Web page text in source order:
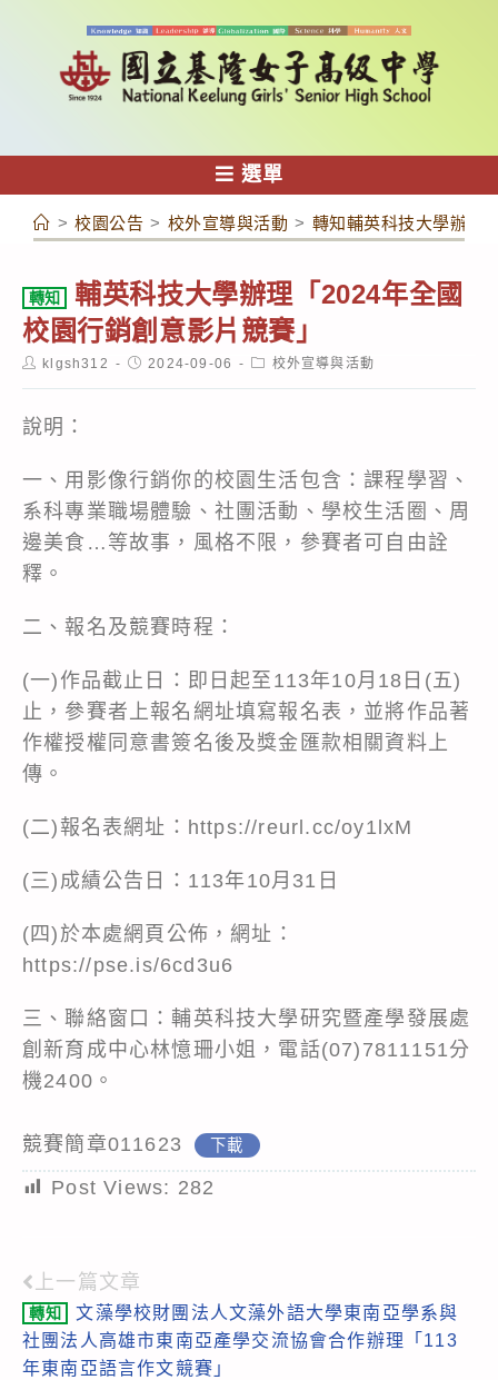
容
選單
> 校園公告 > 校外宣導與活動 > 轉知輔英科技大學辦理
轉知
輔英科技大學辦理「2024年全國
校園行銷創意影片競賽」
Postklgsh312
Post2024-09-06
Post校外宣導與活動
說明：
一、用影像行銷你的校園生活包含：課程學習、
系科專業職場體驗、社團活動、學校生活圈、周
邊美食…等故事，風格不限，參賽者可自由詮
釋。
二、報名及競賽時程：
(一)作品截止日：即日起至113年10月18日(五)
止，參賽者上報名網址填寫報名表，並將作品著
作權授權同意書簽名後及獎金匯款相關資料上
傳。
(二)報名表網址：https://reurl.cc/oy1lxM
(三)成績公告日：113年10月31日
(四)於本處網頁公佈，網址：
https://pse.is/6cd3u6
三、聯絡窗口：輔英科技大學研究暨產學發展處
創新育成中心林憶珊小姐，電話(07)7811151分
機2400。
競賽簡章011623 下載
Post Views: 282
Read
more
articles
上一篇文章
轉知
文藻學校財團法人文藻外語大學東南亞學系與
社團法人高雄市東南亞產學交流協會合作辦理「113
年東南亞語言作文競賽」